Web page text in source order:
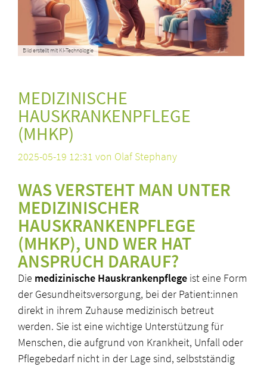
Bild erstellt mit KI-Technologie
MEDIZINISCHE
HAUSKRANKENPFLEGE
(MHKP)
2025-05-19 12:31 von Olaf Stephany
WAS VERSTEHT MAN UNTER
MEDIZINISCHER
HAUSKRANKENPFLEGE
(MHKP), UND WER HAT
ANSPRUCH DARAUF?
Die medizinische Hauskrankenpflege ist eine Form
der Gesundheitsversorgung, bei der Patient:innen
direkt in ihrem Zuhause medizinisch betreut
werden. Sie ist eine wichtige Unterstützung für
Menschen, die aufgrund von Krankheit, Unfall oder
Pflegebedarf nicht in der Lage sind, selbstständig